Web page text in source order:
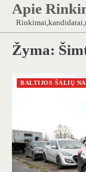
Skip
content
Apie
Žyma:
BALTIJOS ŠALIŲ